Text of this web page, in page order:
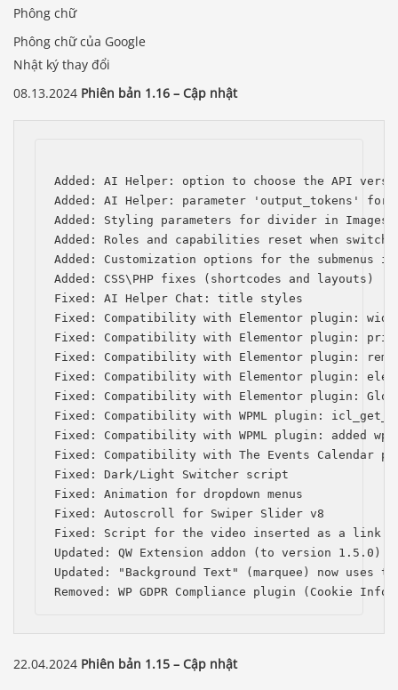
Phông chữ
Phông chữ của Google
Nhật ký thay đổi
08.13.2024 Phiên bản 1.16 – Cập nhật
Added: AI Helper: option to choose the API
Added: AI Helper: parameter 'output_tokens' for
Added: Styling parameters for divider in Images
Added: Roles and capabilities reset when
Added: Customization options for the submenus
Added: CSS\PHP fixes (shortcodes and layouts)
Fixed: AI Helper Chat: title styles
Fixed: Compatibility with Elementor plugin:
Fixed: Compatibility with Elementor plugin:
Fixed: Compatibility with Elementor plugin:
Fixed: Compatibility with Elementor plugin:
Fixed: Compatibility with Elementor plugin:
Fixed: Compatibility with WPML plugin:
Fixed: Compatibility with WPML plugin: added
Fixed: Compatibility with The Events Calendar
Fixed: Dark/Light Switcher script
Fixed: Animation for dropdown menus
Fixed: Autoscroll for Swiper Slider v8
Fixed: Script for the video inserted as a link in
Updated: QW Extension addon (to version 1.5.0)
Updated: "Background Text" (marquee) now
Removed: WP GDPR Compliance plugin (Cookie
22.04.2024 Phiên bản 1.15 – Cập nhật